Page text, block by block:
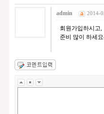
admin 2014-
회원가입하시고
준비 많이 하세